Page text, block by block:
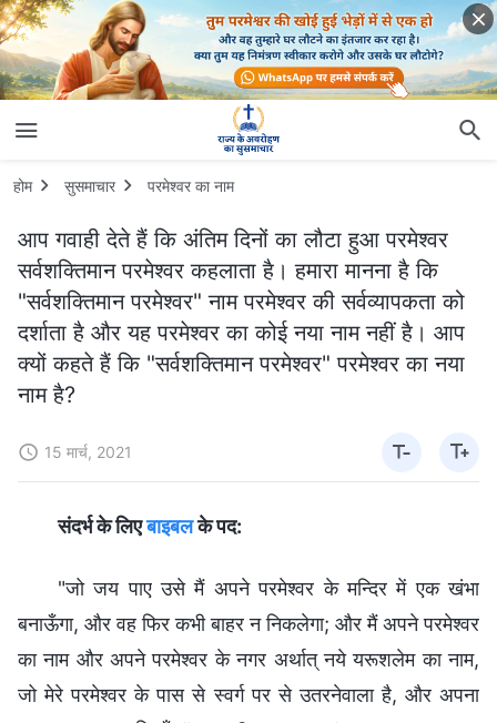
होम सुसमाचार परमेश्वर का नाम
आप गवाही देते हैं कि अंतिम दिनों का लौटा हुआ परमेश्वर
सर्वशक्तिमान परमेश्वर कहलाता है। हमारा मानना है कि
"सर्वशक्तिमान परमेश्वर" नाम परमेश्वर की सर्वव्यापकता को
दर्शाता है और यह परमेश्वर का कोई नया नाम नहीं है। आप
क्यों कहते हैं कि "सर्वशक्तिमान परमेश्वर" परमेश्वर का नया
नाम है?
15 मार्च, 2021
संदर्भ के लिएबाइबलके पद:
"जो जय पाए उसे मैं अपने परमेश्‍वर के मन्दिर में एक खंभा
बनाऊँगा, और वह फिर कभी बाहर न निकलेगा; और मैं अपने परमेश्‍वर
का नाम और अपने परमेश्‍वर के नगर अर्थात् नये यरूशलेम का नाम,
जो मेरे परमेश्‍वर के पास से स्वर्ग पर से उतरनेवाला है, और अपना